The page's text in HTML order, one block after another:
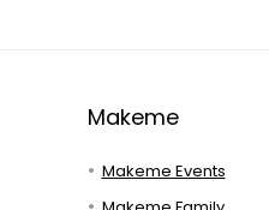
Makeme
Makeme Events